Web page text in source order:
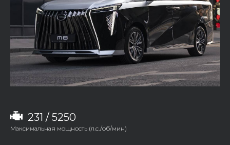
231 / 5250
Максимальная мощность (л.с./об/мин)